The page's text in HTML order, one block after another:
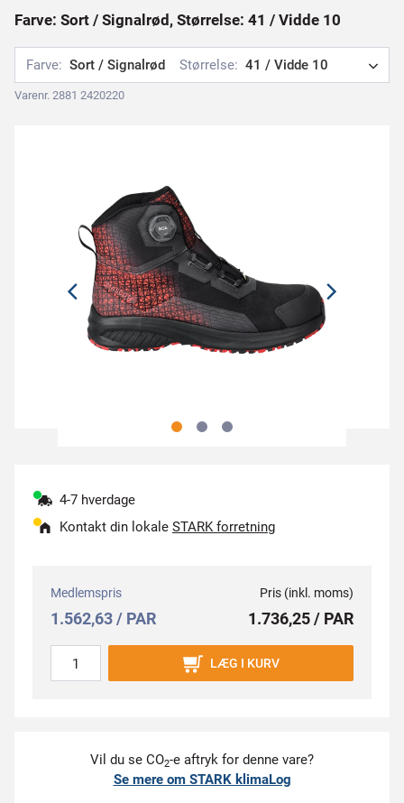
Farve: Sort / Signalrød, Størrelse: 41 / Vidde 10
Farve: Sort / Signalrød Størrelse: 41 / Vidde 10
Varenr. 2881 2420220
4-7 hverdage
Kontakt din lokale STARK forretning
Medlemspris
1.562,63 / PAR
Pris (inkl. moms)
1.736,25 / PAR
LÆG I KURV
Vil du se CO2-e aftryk for denne vare?
Se mere om STARK klimaLog